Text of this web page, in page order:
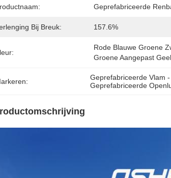
Geprefabriceerde
Bij Breuk: 157.6%
Rode Blauwe Groene
Groene Aangepast Geel
Geprefabriceerde Vlam
Geprefabriceerde